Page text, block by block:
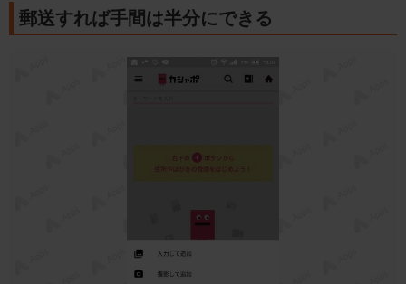
郵送すれば手間は半分にできる